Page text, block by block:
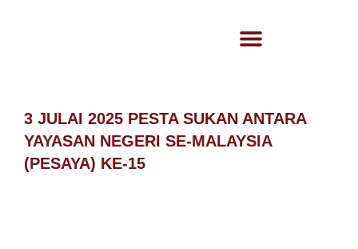
3 JULAI 2025 PESTA SUKAN ANTARA
YAYASAN NEGERI SE-MALAYSIA
(PESAYA) KE-15